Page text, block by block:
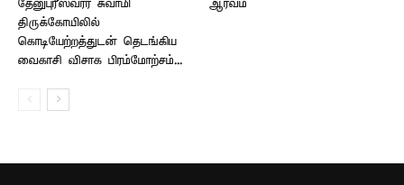
தேனுபுரீஸ்வரர் சுவாமி
திருக்கோயிலில்
கொடியேற்றத்துடன் தெடங்கிய
வைகாசி விசாக பிரம்மோற்சம்...
ஆர்வம்